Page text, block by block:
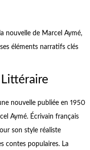
nouvelle de Marcel Aymé,
éléments narratifs clés
nouvelle publiée en 1950
Aymé. Écrivain français
son style réaliste
contes populaires. La